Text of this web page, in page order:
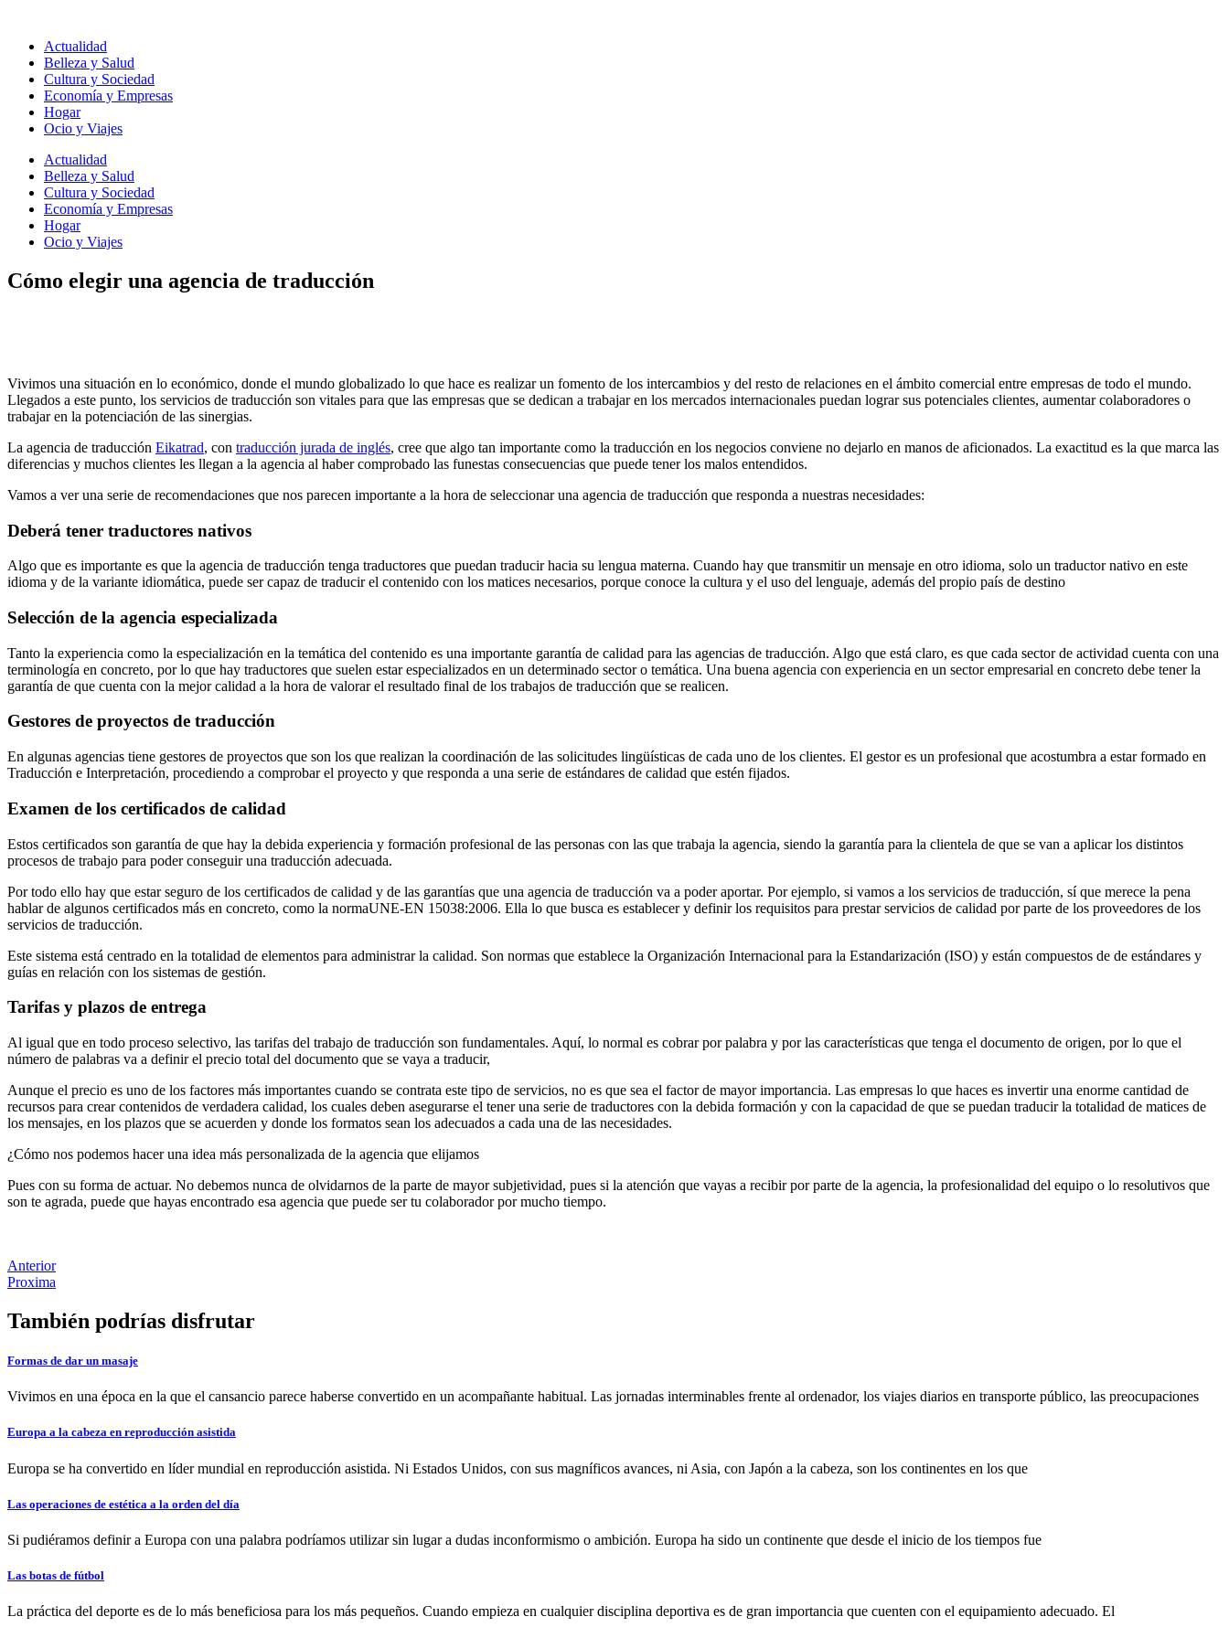
contenidoActualidad
Belleza y Salud
Cultura y Sociedad
Economía y Empresas
Hogar
Ocio y Viajes
Actualidad
Belleza y Salud
Cultura y Sociedad
Economía y Empresas
Hogar
Ocio y Viajes
Cómo elegir una agencia de traducción
Vivimos una situación en lo económico, donde el mundo globalizado lo que hace es realizar un fomento de los intercambios y del resto de relaciones en el ámbito comercial entre empresas de todo el mundo.
Llegados a este punto, los servicios de traducción son vitales para que las empresas que se dedican a trabajar en los mercados internacionales puedan lograr sus potenciales clientes, aumentar colaboradores o
trabajar en la potenciación de las sinergias.
La agencia de traducción Eikatrad, con traducción jurada de inglés, cree que algo tan importante como la traducción en los negocios conviene no dejarlo en manos de aficionados. La exactitud es la que marca las
diferencias y muchos clientes les llegan a la agencia al haber comprobado las funestas consecuencias que puede tener los malos entendidos.
Vamos a ver una serie de recomendaciones que nos parecen importante a la hora de seleccionar una agencia de traducción que responda a nuestras necesidades:
Deberá tener traductores nativos
Algo que es importante es que la agencia de traducción tenga traductores que puedan traducir hacia su lengua materna. Cuando hay que transmitir un mensaje en otro idioma, solo un traductor nativo en este
idioma y de la variante idiomática, puede ser capaz de traducir el contenido con los matices necesarios, porque conoce la cultura y el uso del lenguaje, además del propio país de destino
Selección de la agencia especializada
Tanto la experiencia como la especialización en la temática del contenido es una importante garantía de calidad para las agencias de traducción. Algo que está claro, es que cada sector de actividad cuenta con una
terminología en concreto, por lo que hay traductores que suelen estar especializados en un determinado sector o temática. Una buena agencia con experiencia en un sector empresarial en concreto debe tener la
garantía de que cuenta con la mejor calidad a la hora de valorar el resultado final de los trabajos de traducción que se realicen.
Gestores de proyectos de traducción
En algunas agencias tiene gestores de proyectos que son los que realizan la coordinación de las solicitudes lingüísticas de cada uno de los clientes. El gestor es un profesional que acostumbra a estar formado en
Traducción e Interpretación, procediendo a comprobar el proyecto y que responda a una serie de estándares de calidad que estén fijados.
Examen de los certificados de calidad
Estos certificados son garantía de que hay la debida experiencia y formación profesional de las personas con las que trabaja la agencia, siendo la garantía para la clientela de que se van a aplicar los distintos
procesos de trabajo para poder conseguir una traducción adecuada.
Por todo ello hay que estar seguro de los certificados de calidad y de las garantías que una agencia de traducción va a poder aportar. Por ejemplo, si vamos a los servicios de traducción, sí que merece la pena
hablar de algunos certificados más en concreto, como la normaUNE-EN 15038:2006. Ella lo que busca es establecer y definir los requisitos para prestar servicios de calidad por parte de los proveedores de los
servicios de traducción.
Este sistema está centrado en la totalidad de elementos para administrar la calidad. Son normas que establece la Organización Internacional para la Estandarización (ISO) y están compuestos de de estándares y
guías en relación con los sistemas de gestión.
Tarifas y plazos de entrega
Al igual que en todo proceso selectivo, las tarifas del trabajo de traducción son fundamentales. Aquí, lo normal es cobrar por palabra y por las características que tenga el documento de origen, por lo que el
número de palabras va a definir el precio total del documento que se vaya a traducir,
Aunque el precio es uno de los factores más importantes cuando se contrata este tipo de servicios, no es que sea el factor de mayor importancia. Las empresas lo que haces es invertir una enorme cantidad de
recursos para crear contenidos de verdadera calidad, los cuales deben asegurarse el tener una serie de traductores con la debida formación y con la capacidad de que se puedan traducir la totalidad de matices de
los mensajes, en los plazos que se acuerden y donde los formatos sean los adecuados a cada una de las necesidades.
¿Cómo nos podemos hacer una idea más personalizada de la agencia que elijamos
Pues con su forma de actuar. No debemos nunca de olvidarnos de la parte de mayor subjetividad, pues si la atención que vayas a recibir por parte de la agencia, la profesionalidad del equipo o lo resolutivos que
son te agrada, puede que hayas encontrado esa agencia que puede ser tu colaborador por mucho tiempo.
Anterior
Proxima
También podrías disfrutar
Formas de dar un masaje
Vivimos en una época en la que el cansancio parece haberse convertido en un acompañante habitual. Las jornadas interminables frente al ordenador, los viajes diarios en transporte público, las preocupaciones
Europa a la cabeza en reproducción asistida
Europa se ha convertido en líder mundial en reproducción asistida. Ni Estados Unidos, con sus magníficos avances, ni Asia, con Japón a la cabeza, son los continentes en los que
Las operaciones de estética a la orden del día
Si pudiéramos definir a Europa con una palabra podríamos utilizar sin lugar a dudas inconformismo o ambición. Europa ha sido un continente que desde el inicio de los tiempos fue
Las botas de fútbol
La práctica del deporte es de lo más beneficiosa para los más pequeños. Cuando empieza en cualquier disciplina deportiva es de gran importancia que cuenten con el equipamiento adecuado. El